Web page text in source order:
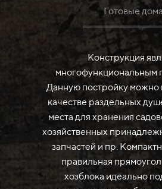
Готовые дома
Конструкция
многофункциональным
Данную постройку можно
качестве раздельных
места для хранения
хозяйственных
запчастей и пр.
правильная
хозблока идеально